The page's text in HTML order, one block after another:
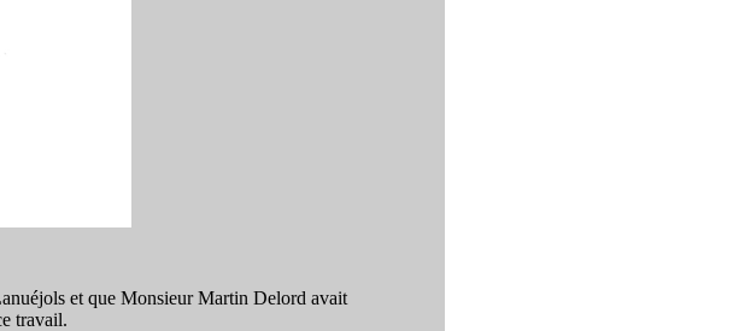
et que Monsieur Martin Delord avait
travail.